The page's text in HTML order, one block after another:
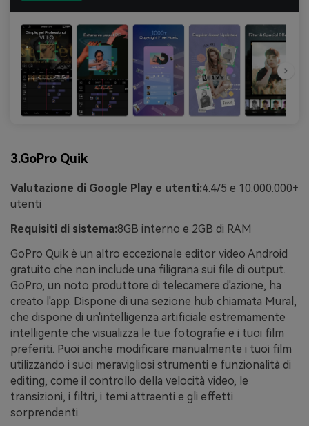
3.GoPro Quik
Valutazione di Google Play e utenti:4.4/5 e 10.000.000+
utenti
Requisiti di sistema:8GB interno e 2GB di RAM
GoPro Quik è un altro eccezionale editor video Android
gratuito che non include una filigrana sui file di output.
GoPro, un noto produttore di telecamere d'azione, ha
creato l'app. Dispone di una sezione hub chiamata Mural,
che dispone di un'intelligenza artificiale estremamente
intelligente che visualizza le tue fotografie e i tuoi film
preferiti. Puoi anche modificare manualmente i tuoi film
utilizzando i suoi meravigliosi strumenti e funzionalità di
editing, come il controllo della velocità video, le
transizioni, i filtri, i temi attraenti e gli effetti
sorprendenti.